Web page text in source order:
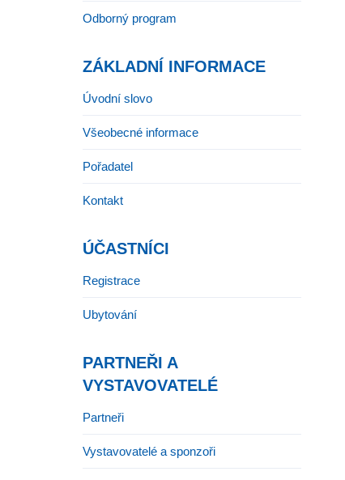
Odborný program
ZÁKLADNÍ INFORMACE
Úvodní slovo
Všeobecné informace
Pořadatel
Kontakt
ÚČASTNÍCI
Registrace
Ubytování
PARTNEŘI A
VYSTAVOVATELÉ
Partneři
Vystavovatelé a sponzoři